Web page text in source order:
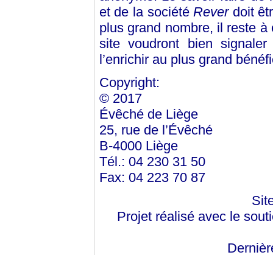
et de la sociétéReverdoit
plus grand nombre, il reste
site voudront bien
l’enrichir au plus grand
Copyright:
© 2017
Évêché de Liège
25, rue de l’Évêché
B-4000 Liège
Tél.: 04 230 31 50
Fax: 04 223 70 87
Projet réalisé avec le